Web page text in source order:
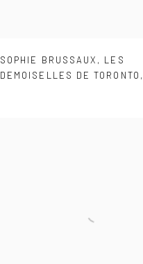
SOPHIE BRUSSAUX , LES
DEMOISELLES DE TORONTO ,